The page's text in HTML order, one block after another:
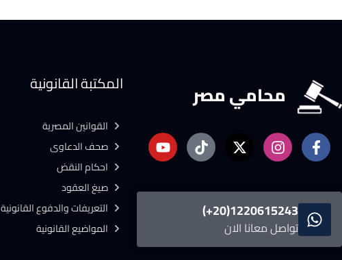
محامي مصر
1220615243(20+)
تواصل معانا الان
المكتبة القانونية
القوانين المصرية
صحف الدعاوى
احكام النقض
صيغ العقود
التعريفات والدفوع القانونية
المواضيع القانونية